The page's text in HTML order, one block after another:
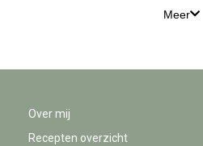
Meer
Over mij
Recepten overzicht